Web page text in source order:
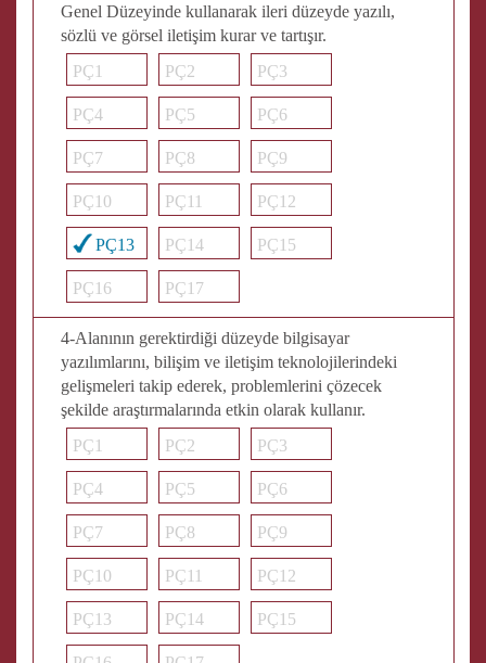
Genel Düzeyinde kullanarak ileri düzeyde yazılı,
sözlü ve görsel iletişim kurar ve tartışır.
PÇ1
PÇ2 PÇ3
PÇ4 PÇ5 PÇ6
PÇ7 PÇ8 PÇ9
PÇ10 PÇ11 PÇ12
PÇ13 PÇ14 PÇ15
PÇ16 PÇ17
4-Alanının gerektirdiği düzeyde bilgisayar
yazılımlarını, bilişim ve iletişim teknolojilerindeki
gelişmeleri takip ederek, problemlerini çözecek
şekilde araştırmalarında etkin olarak kullanır.
PÇ1
PÇ2 PÇ3
PÇ4 PÇ5 PÇ6
PÇ7 PÇ8 PÇ9
PÇ10 PÇ11 PÇ12
PÇ13 PÇ14 PÇ15